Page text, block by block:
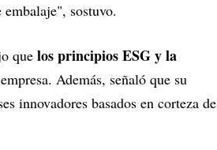
sostuvo.
que los principios ESG y la
Además, señaló que su
innovadores basados en corteza de